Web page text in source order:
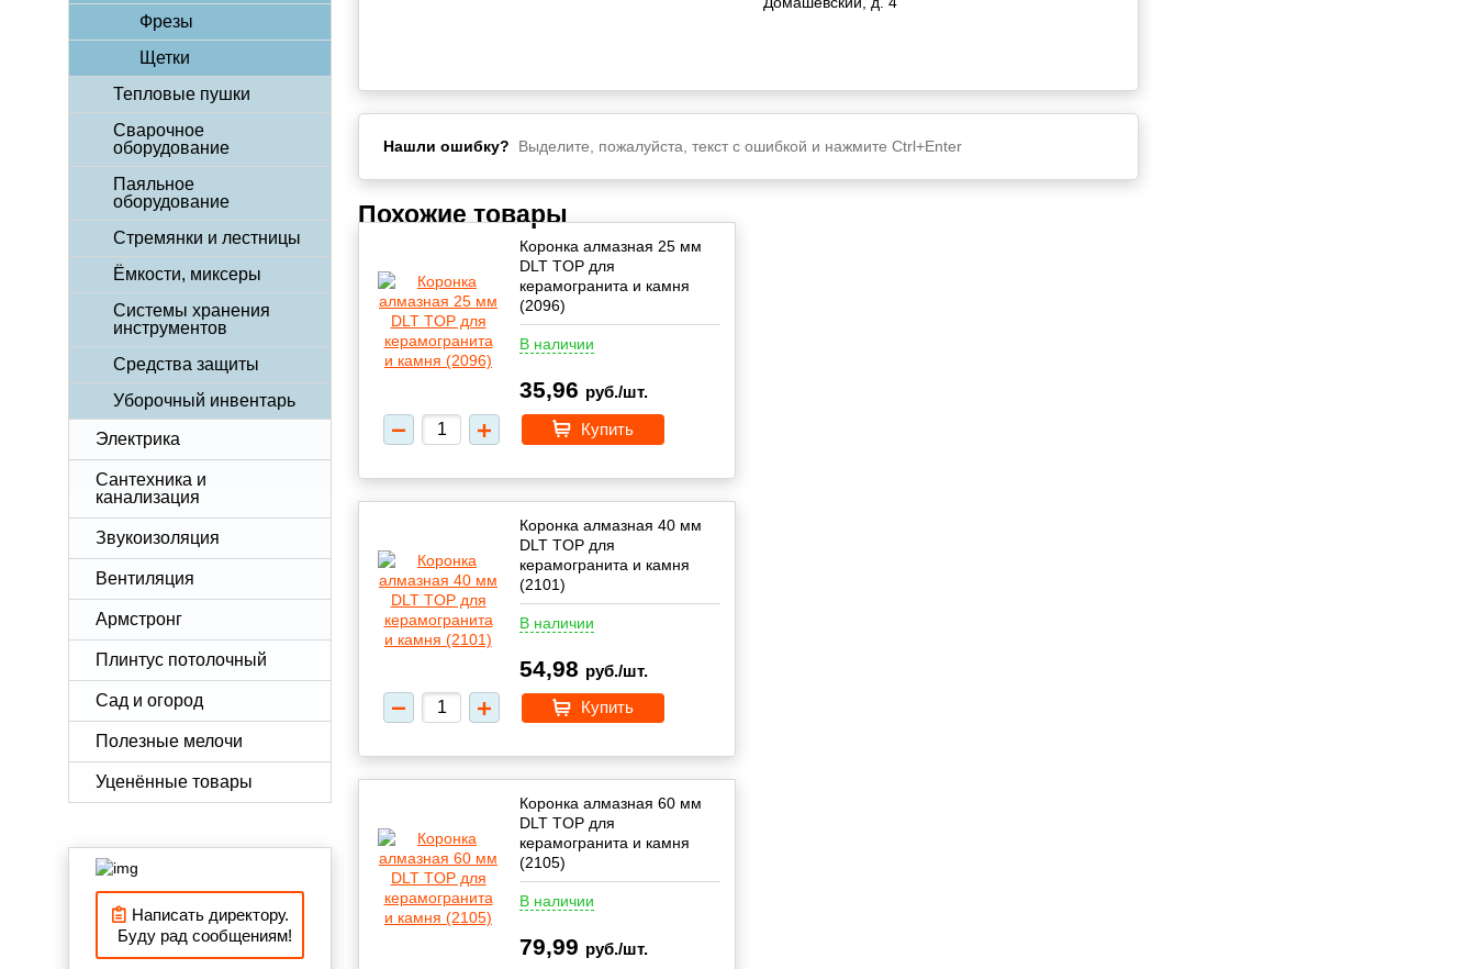
Фрезы
Щетки
Тепловые пушки
Сварочное
оборудование
Паяльное
оборудование
Стремянки и лестницы
Ёмкости, миксеры
Системы хранения
инструментов
Средства защиты
Уборочный инвентарь
Электрика
Сантехника и
канализация
Звукоизоляция
Вентиляция
Армстронг
Плинтус потолочный
Сад и огород
Полезные мелочи
Уценённые товары
Написать директору.
Буду рад сообщениям!
Нашли ошибку? Выделите, пожалуйста, текст с ошибкой и нажмите Ctrl+Enter
Похожие товары
Коронка алмазная 25 мм
DLT TOP для
керамогранита и камня
(2096)
В наличии
35,96 руб./шт.
Купить
Коронка алмазная 40 мм
DLT TOP для
керамогранита и камня
(2101)
В наличии
54,98 руб./шт.
Купить
Коронка алмазная 60 мм
DLT TOP для
керамогранита и камня
(2105)
В наличии
79,99 руб./шт.